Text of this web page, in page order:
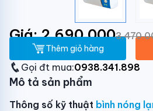
Giá: 2.690.000
Thêm giỏ hàng
Gọi đt mua:0938.341.898
Mô tả sản phẩm
Thông số kỹ thuật bình nóng